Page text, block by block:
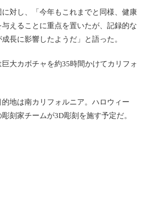
対し、「今年もこれまでと同様、健康
えることに重点を置いたが、記録的な
長に影響したようだ」と語った。
大カボチャを約35時間かけてカリフォ
地は南カリフォルニア。ハロウィー
刻家チームが3D彫刻を施す予定だ。